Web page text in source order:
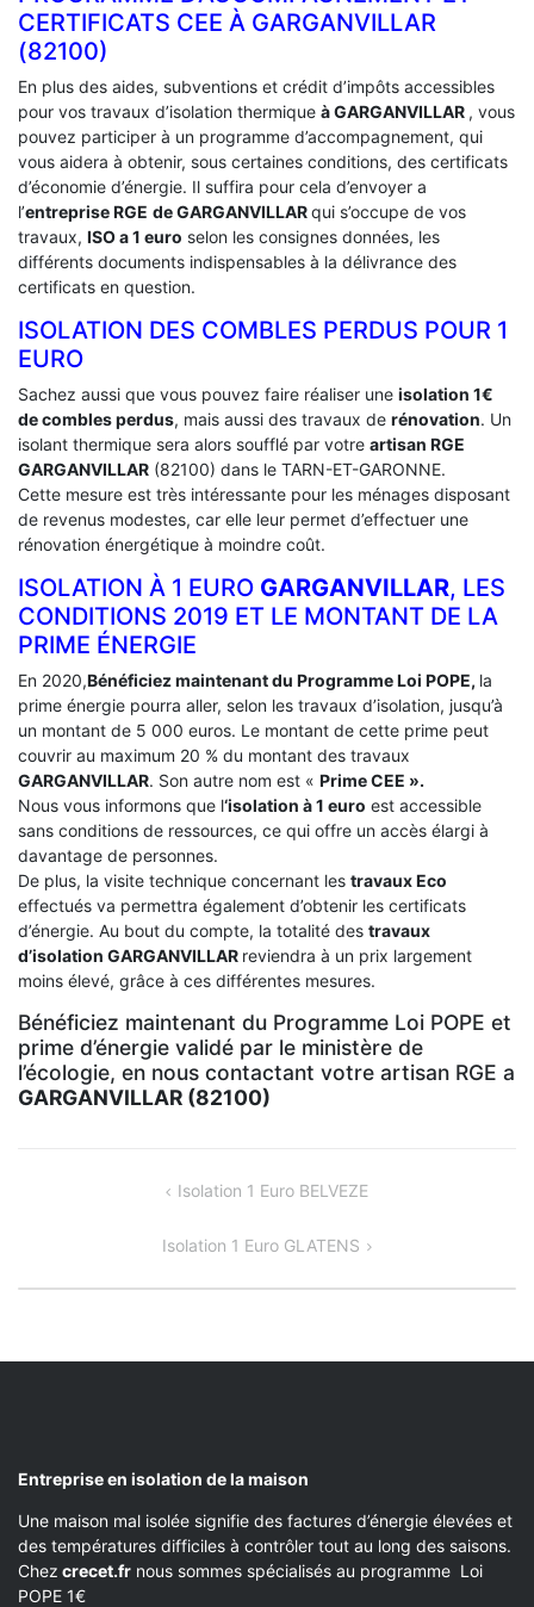
CERTIFICATS CEE À ‎GARGANVILLAR
(82100)
En plus des aides, subventions et crédit d’impôts accessibles
pour vos travaux d’isolation thermique à GARGANVILLAR , vous
pouvez participer à un programme d’accompagnement, qui
vous aidera à obtenir, sous certaines conditions, des certificats
d’économie d’énergie. Il suffira pour cela d’envoyer a
l’entreprise RGE de GARGANVILLARqui s’occupe de vos
travaux, ISO a 1 euro selon les consignes données, les
différents documents indispensables à la délivrance des
certificats en question.
ISOLATION DES COMBLES PERDUS POUR 1
EURO
Sachez aussi que vous pouvez faire réaliser une isolation 1€
de combles perdus, mais aussi des travaux de rénovation. Un
isolant thermique sera alors soufflé par votre artisan RGE
GARGANVILLAR (82100) dans le TARN-ET-GARONNE.
Cette mesure est très intéressante pour les ménages disposant
de revenus modestes, car elle leur permet d’effectuer une
rénovation énergétique à moindre coût.
ISOLATION À 1 EURO GARGANVILLAR, LES
CONDITIONS 2019 ET LE MONTANT DE LA
PRIME ÉNERGIE
En 2020,Bénéficiez maintenant du Programme Loi POPE, la
prime énergie pourra aller, selon les travaux d’isolation, jusqu’à
un montant de 5 000 euros. Le montant de cette prime peut
couvrir au maximum 20 % du montant des travaux
GARGANVILLAR. Son autre nom est « Prime CEE ».
Nous vous informons que l‘isolation à 1 euro est accessible
sans conditions de ressources, ce qui offre un accès élargi à
davantage de personnes.
De plus, la visite technique concernant les travaux Eco
effectués va permettra également d’obtenir les certificats
d’énergie. Au bout du compte, la totalité des travaux
d’isolation GARGANVILLAR reviendra à un prix largement
moins élevé, grâce à ces différentes mesures.
Bénéficiez maintenant du Programme Loi POPE et
prime d’énergie validé par le ministère de
l’écologie, en nous contactant votre artisan RGE a
GARGANVILLAR (82100)
Isolation 1 Euro BELVEZE
Isolation 1 Euro GLATENS
Entreprise en isolation de la maison
Une maison mal isolée signifie des factures d’énergie élevées et
des températures difficiles à contrôler tout au long des saisons.
Chez crecet.fr nous sommes spécialisés au programme Loi
POPE 1€